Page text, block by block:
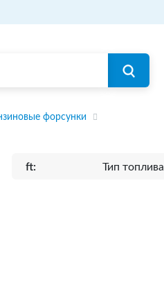
форсунки
ft: Тип топлива